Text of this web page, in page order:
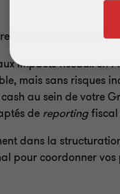
et adapter leur
impacts fiscaux en
mais sans risques
au sein de votre
de reportingfiscal
dans la
pour coordonner